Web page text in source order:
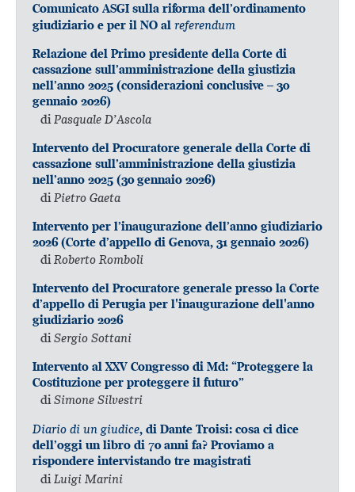
Comunicato ASGI sulla riforma dell’ordinamento
giudiziario e per il NO al referendum
Relazione del Primo presidente della Corte di
cassazione sull’amministrazione della giustizia
nell’anno 2025 (considerazioni conclusive – 30
gennaio 2026)
diPasquale D’Ascola
Intervento del Procuratore generale della Corte di
cassazione sull’amministrazione della giustizia
nell’anno 2025 (30 gennaio 2026)
di Pietro Gaeta
Intervento per l’inaugurazione dell’anno giudiziario
2026 (Corte d’appello di Genova, 31 gennaio 2026)
diRoberto Romboli
Intervento del Procuratore generale presso la Corte
d’appello di Perugia per l'inaugurazione dell'anno
giudiziario 2026
di Sergio Sottani
Intervento al XXV Congresso di Md: “Proteggere la
Costituzione per proteggere il futuro”
diSimone Silvestri
Diario di un giudice, di Dante Troisi: cosa ci dice
dell’oggi un libro di 70 anni fa? Proviamo a
rispondere intervistando tre magistrati
diLuigi Marini